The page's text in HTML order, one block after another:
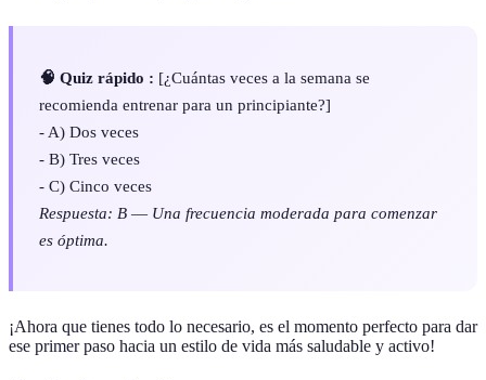
🧠 Quiz rápido : [¿Cuántas veces a la semana se
recomienda entrenar para un principiante?]
- A) Dos veces
- B) Tres veces
- C) Cinco veces
Respuesta: B — Una frecuencia moderada para comenzar
es óptima.
¡Ahora que tienes todo lo necesario, es el momento perfecto para dar
ese primer paso hacia un estilo de vida más saludable y activo!